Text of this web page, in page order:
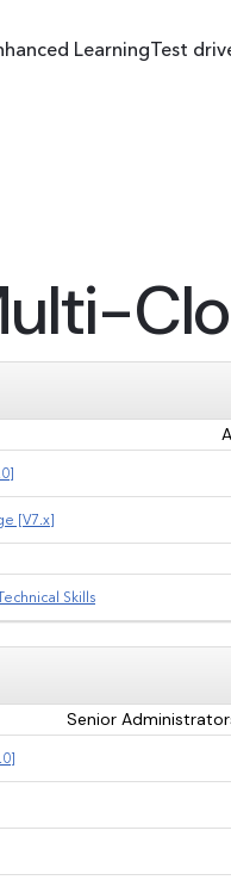
LearningTest
[V7.x]
Skills
Senior